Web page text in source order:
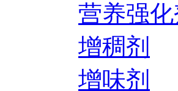
营养强化
增稠剂
增味剂